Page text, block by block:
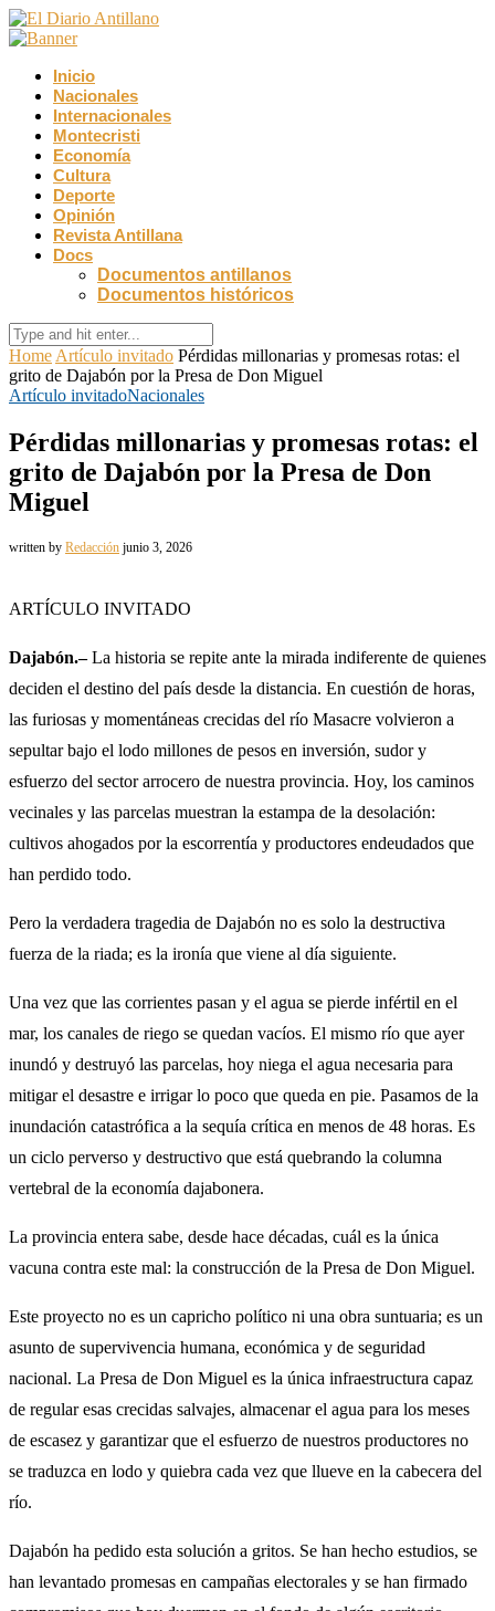
Inicio
Nacionales
Internacionales
Montecristi
Economía
Cultura
Deporte
Opinión
Revista Antillana
Docs
Documentos antillanos
Documentos históricos
Home Artículo invitado ​Pérdidas millonarias y promesas rotas: el
grito de Dajabón por la Presa de Don Miguel
Artículo invitadoNacionales
​Pérdidas millonarias y promesas rotas: el
grito de Dajabón por la Presa de Don
Miguel
written by Redacción junio 3, 2026
ARTÍCULO INVITADO
Dajabón.–La historia se repite ante la mirada indiferente de quienes
deciden el destino del país desde la distancia. En cuestión de horas,
las furiosas y momentáneas crecidas del río Masacre volvieron a
sepultar bajo el lodo millones de pesos en inversión, sudor y
esfuerzo del sector arrocero de nuestra provincia. Hoy, los caminos
vecinales y las parcelas muestran la estampa de la desolación:
cultivos ahogados por la escorrentía y productores endeudados que
han perdido todo.
Pero la verdadera tragedia de Dajabón no es solo la destructiva
fuerza de la riada; es la ironía que viene al día siguiente.
​Una vez que las corrientes pasan y el agua se pierde infértil en el
mar, los canales de riego se quedan vacíos. El mismo río que ayer
inundó y destruyó las parcelas, hoy niega el agua necesaria para
mitigar el desastre e irrigar lo poco que queda en pie. Pasamos de la
inundación catastrófica a la sequía crítica en menos de 48 horas. Es
un ciclo perverso y destructivo que está quebrando la columna
vertebral de la economía dajabonera.
​La provincia entera sabe, desde hace décadas, cuál es la única
vacuna contra este mal: la construcción de la Presa de Don Miguel.
​Este proyecto no es un capricho político ni una obra suntuaria; es un
asunto de supervivencia humana, económica y de seguridad
nacional. La Presa de Don Miguel es la única infraestructura capaz
de regular esas crecidas salvajes, almacenar el agua para los meses
de escasez y garantizar que el esfuerzo de nuestros productores no
se traduzca en lodo y quiebra cada vez que llueve en la cabecera del
río.
​Dajabón ha pedido esta solución a gritos. Se han hecho estudios, se
han levantado promesas en campañas electorales y se han firmado